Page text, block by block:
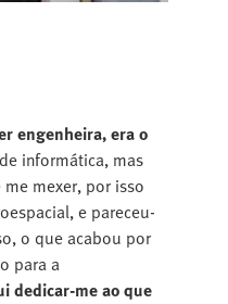
engenheira, era o
informática, mas
mexer, por isso
e pareceu-
o que acabou por
para a
dedicar-me ao que